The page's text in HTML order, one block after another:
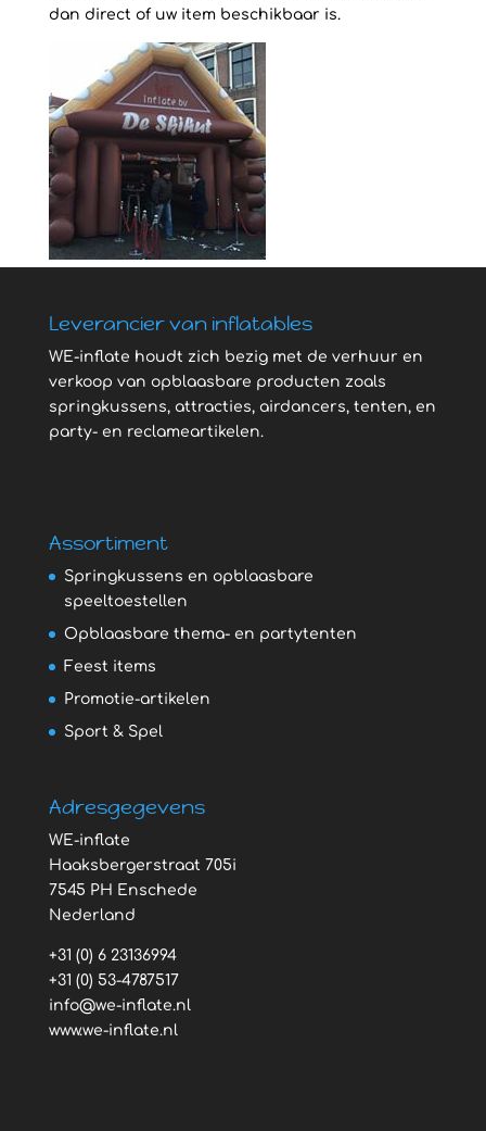
dan direct of uw item beschikbaar is.
Leverancier van inflatables
WE-inflate houdt zich bezig met de verhuur en
verkoop van opblaasbare producten zoals
springkussens, attracties, airdancers, tenten, en
party- en reclameartikelen.
Assortiment
Springkussens en opblaasbare
speeltoestellen
Opblaasbare thema- en partytenten
Feest items
Promotie-artikelen
Sport & Spel
Adresgegevens
WE-inflate
Haaksbergerstraat 705i
7545 PH Enschede
Nederland
+31 (0) 6 23136994
+31 (0) 53-4787517
info@we-inflate.nl
www.we-inflate.nl